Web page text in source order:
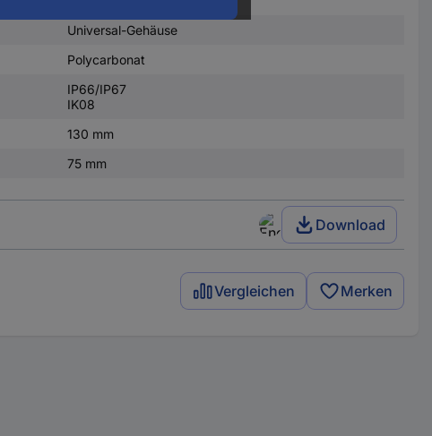
Universal-Gehäuse
Polycarbonat
IP66/IP67
IK08
130 mm
75 mm
Download
Vergleichen Merken